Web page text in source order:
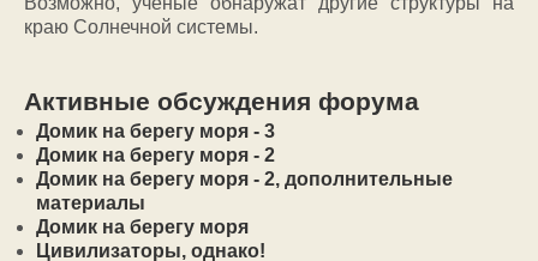
краю Солнечной системы.
Активные обсуждения форума
Домик на берегу моря - 3
Домик на берегу моря - 2
Домик на берегу моря - 2, дополнительные
материалы
Домик на берегу моря
Цивилизаторы, однако!